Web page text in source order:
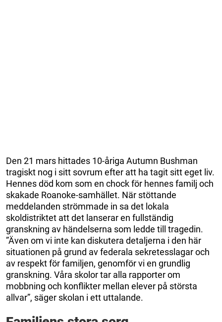
Den 21 mars hittades 10-åriga Autumn Bushman
tragiskt nog i sitt sovrum efter att ha tagit sitt eget liv.
Hennes död kom som en chock för hennes familj och
skakade Roanoke-samhället. När stöttande
meddelanden strömmade in sa det lokala
skoldistriktet att det lanserar en fullständig
granskning av händelserna som ledde till tragedin.
”Även om vi inte kan diskutera detaljerna i den här
situationen på grund av federala sekretesslagar och
av respekt för familjen, genomför vi en grundlig
granskning. Våra skolor tar alla rapporter om
mobbning och konflikter mellan elever på största
allvar”, säger skolan i ett uttalande.